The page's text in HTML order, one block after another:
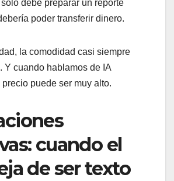
debe preparar un reporte
poder transferir dinero.
la comodidad casi siempre
Y cuando hablamos de IA
puede ser muy alto.
cuando el
de ser texto